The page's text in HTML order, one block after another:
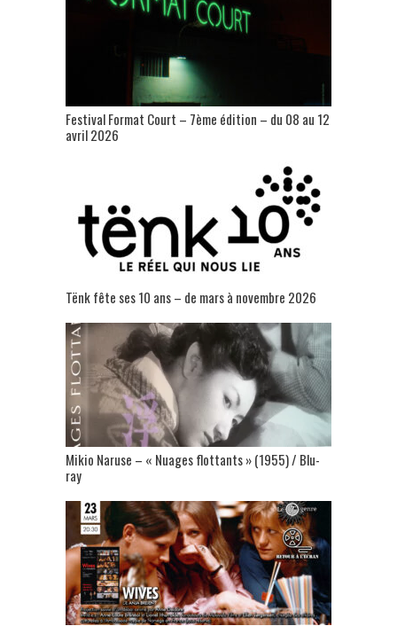
Festival Format Court – 7ème édition – du 08 au 12
avril 2026
Tënk fête ses 10 ans – de mars à novembre 2026
Mikio Naruse – « Nuages flottants » (1955) / Blu-
ray